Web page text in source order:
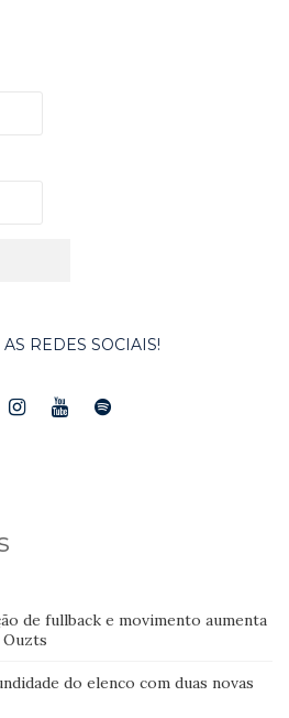
REDES SOCIAIS!
de fullback e movimento aumenta
do elenco com duas novas